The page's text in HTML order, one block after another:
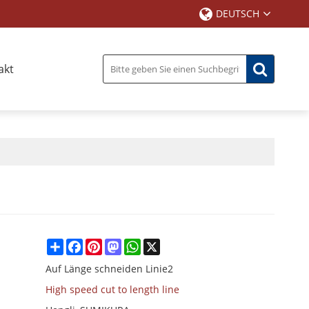
DEUTSCH
ShareFacebook
PinterestMastodonWhatsApp
X
Auf Länge schneiden Linie2
High speed cut to length line